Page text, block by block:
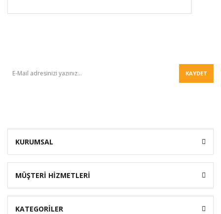
KAYDET
KURUMSAL
MÜŞTERİ HİZMETLERİ
KATEGORİLER